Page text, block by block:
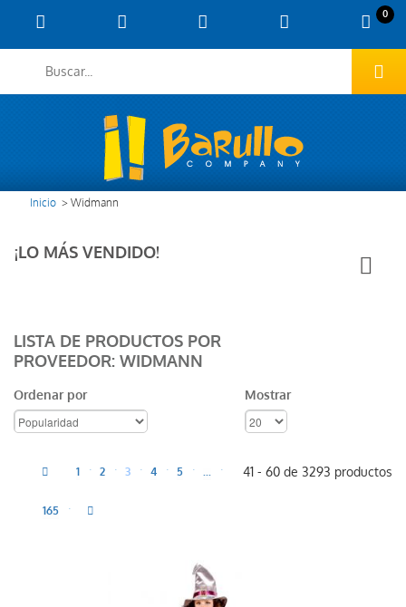
0
Inicio >Widmann
¡LO MÁS VENDIDO!
LISTA DE PRODUCTOS POR
PROVEEDOR: WIDMANN
Ordenar por Mostrar
41 - 60 de 3293 productos
1 2 3 4 5 ...
165